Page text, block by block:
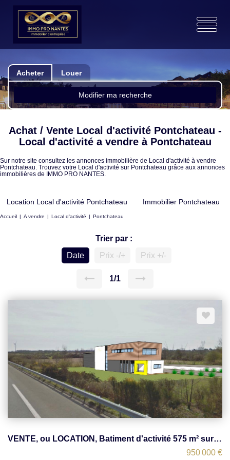
Acheter Louer
Modifier ma recherche
Achat / Vente Local d'activité Pontchateau -
Local d'activité a vendre à Pontchateau
Sur notre site consultez les annonces immobilière de Local d'activité à vendre
Pontchateau. Trouvez votre Local d'activité sur Pontchateau grâce aux annonces
immobilières de IMMO PRO NANTES.
Location Local d'activité Pontchateau Immobilier Pontchateau
Accueil A vendre Local d'activité Pontchateau
Trier par :
Date
Prix -/+ Prix +/-
1/1
VENTE, ou LOCATION, Batiment d'activité 575 m² sur 4200 m2 avec visibilité - Pontchateau
950 000 €